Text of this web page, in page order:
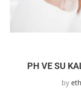
PH VE SU
by